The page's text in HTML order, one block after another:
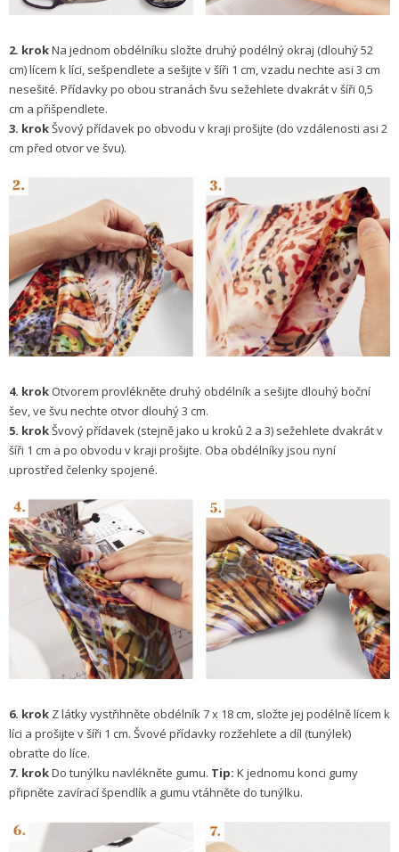
2. krokNa jednom obdélníku složte druhý podélný okraj (dlouhý 52
cm) lícem k líci, sešpendlete a sešijte v šíři 1 cm, vzadu nechte asi 3 cm
nesešité. Přídavky po obou stranách švu sežehlete dvakrát v šíři 0,5
cm a přišpendlete.
3. krokŠvový přídavek po obvodu v kraji prošijte (do vzdálenosti asi 2
cm před otvor ve švu).
4. krok Otvorem provlékněte druhý obdélník a sešijte dlouhý boční
šev, ve švu nechte otvor dlouhý 3 cm.
5. krokŠvový přídavek (stejně jako u kroků 2 a 3) sežehlete dvakrát v
šíři 1 cm a po obvodu v kraji prošijte. Oba obdélníky jsou nyní
uprostřed čelenky spojené.
6. krok Z látky vystřihněte obdélník 7 x 18 cm, složte jej podélně lícem k
líci a prošijte v šíři 1 cm. Švové přídavky rozžehlete a díl (tunýlek)
obraťte do líce.
7. krokDo tunýlku navlékněte gumu. Tip: K jednomu konci gumy
připněte zavírací špendlík a gumu vtáhněte do tunýlku.